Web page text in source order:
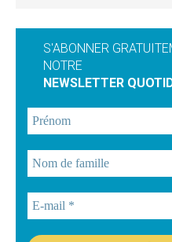
S'ABONNER
NOTRE
NEWSLETTER